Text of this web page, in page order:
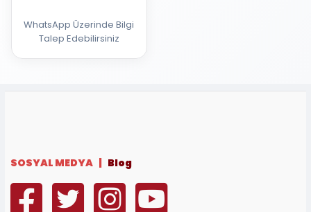
WhatsApp Üzerinde Bilgi
Talep Edebilirsiniz
SOSYAL MEDYA | Blog